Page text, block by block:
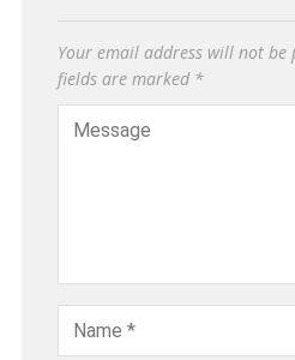
Your email address will not be
fields are marked *